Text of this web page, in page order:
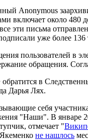
Anonymous
включает около 480
эти письма
уже более 136
пользователей в
обращения.
в
Дарья Лях.
себя
"Наши". В январе
отмечает "
Якеменко не нашлось